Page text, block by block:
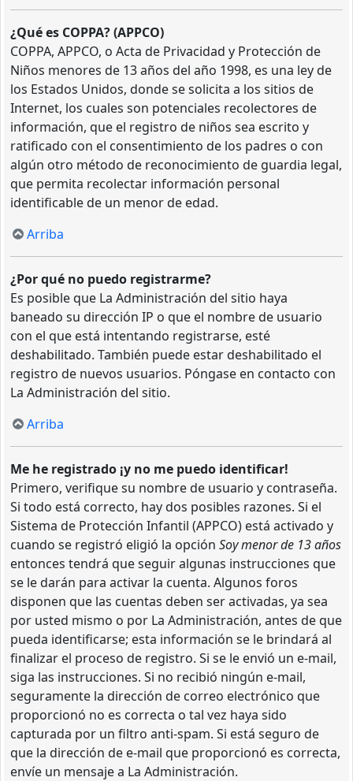
¿Qué es COPPA? (APPCO)
COPPA, APPCO, o Acta de Privacidad y Protección de
Niños menores de 13 años del año 1998, es una ley de
los Estados Unidos, donde se solicita a los sitios de
Internet, los cuales son potenciales recolectores de
información, que el registro de niños sea escrito y
ratificado con el consentimiento de los padres o con
algún otro método de reconocimiento de guardia legal,
que permita recolectar información personal
identificable de un menor de edad.
Arriba
¿Por qué no puedo registrarme?
Es posible que La Administración del sitio haya
baneado su dirección IP o que el nombre de usuario
con el que está intentando registrarse, esté
deshabilitado. También puede estar deshabilitado el
registro de nuevos usuarios. Póngase en contacto con
La Administración del sitio.
Arriba
Me he registrado ¡y no me puedo identificar!
Primero, verifique su nombre de usuario y contraseña.
Si todo está correcto, hay dos posibles razones. Si el
Sistema de Protección Infantil (APPCO) está activado y
cuando se registró eligió la opción Soy menor de 13 años
entonces tendrá que seguir algunas instrucciones que
se le darán para activar la cuenta. Algunos foros
disponen que las cuentas deben ser activadas, ya sea
por usted mismo o por La Administración, antes de que
pueda identificarse; esta información se le brindará al
finalizar el proceso de registro. Si se le envió un e-mail,
siga las instrucciones. Si no recibió ningún e-mail,
seguramente la dirección de correo electrónico que
proporcionó no es correcta o tal vez haya sido
capturada por un filtro anti-spam. Si está seguro de
que la dirección de e-mail que proporcionó es correcta,
envíe un mensaje a La Administración.